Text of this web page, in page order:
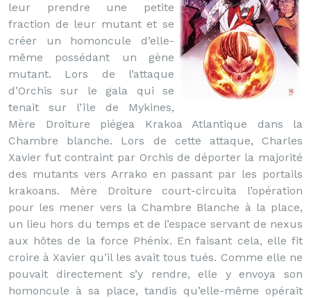
leur prendre une petite
fraction de leur mutant et se
créer un homoncule d’elle-
même possédant un gène
mutant. Lors de l’attaque
d’Orchis sur le gala qui se
tenait sur l’île de Mykines,
Mère Droiture piégea Krakoa Atlantique dans la
Chambre blanche. Lors de cette attaque, Charles
Xavier fut contraint par Orchis de déporter la majorité
des mutants vers Arrako en passant par les portails
krakoans. Mère Droiture court-circuita l’opération
pour les mener vers la Chambre Blanche à la place,
un lieu hors du temps et de l’espace servant de nexus
aux hôtes de la force Phénix. En faisant cela, elle fit
croire à Xavier qu’il les avait tous tués. Comme elle ne
pouvait directement s’y rendre, elle y envoya son
homoncule à sa place, tandis qu’elle-même opérait